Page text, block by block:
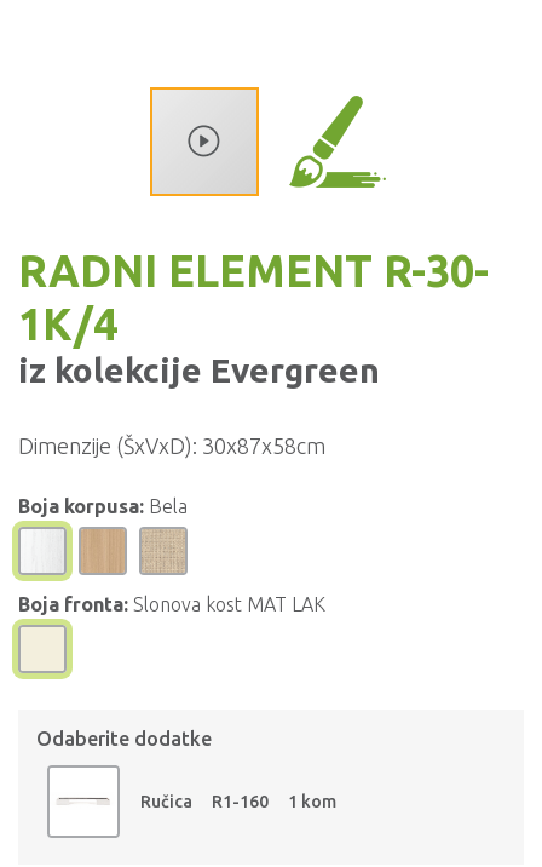
RADNI ELEMENT R-30-
1K/4
iz kolekcije Evergreen
Dimenzije (ŠxVxD): 30x87x58cm
Boja korpusa: Bela
Boja fronta: Slonova kost MAT LAK
Odaberite dodatke
Ručica R1-160 1 kom